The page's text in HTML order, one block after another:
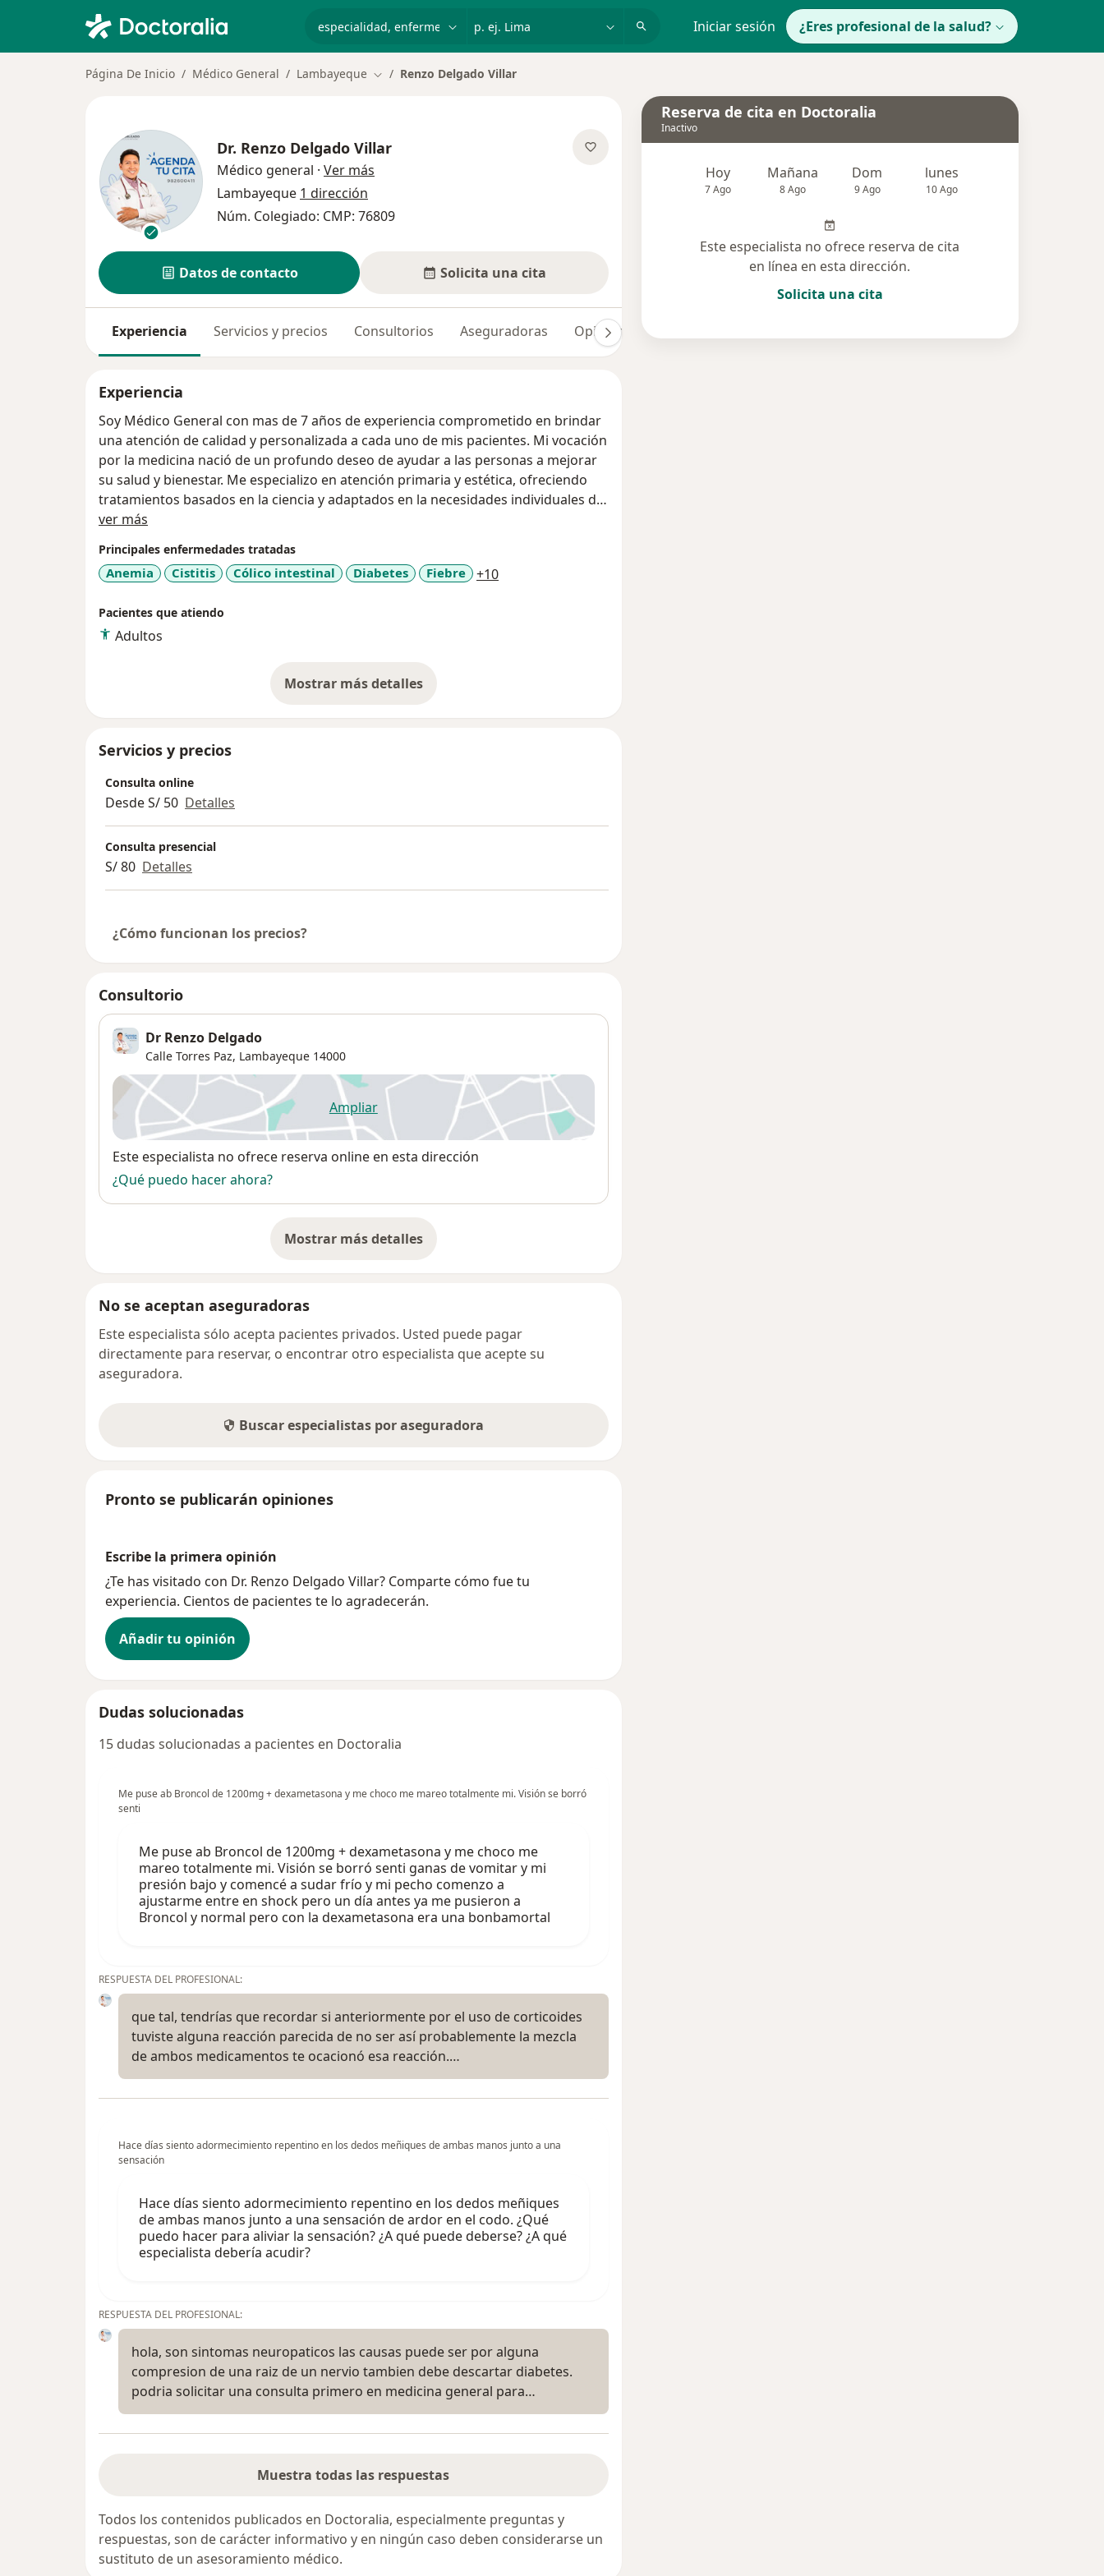
Iniciar sesión ¿Eres profesional de la salud?
Página De Inicio Médico General Lambayeque Cambiar de ciudad
Renzo Delgado Villar
Dr. Renzo Delgado Villar
Médico general · Ver más
Lambayeque 1 dirección
Núm. Colegiado: CMP: 76809
Datos de contacto Solicita una cita
Experiencia Servicios y precios Consultorios Aseguradoras Opiniones
Experiencia
Soy Médico General con mas de 7 años de experiencia comprometido en brindar
una atención de calidad y personalizada a cada uno de mis pacientes. Mi vocación
por la medicina nació de un profundo deseo de ayudar a las personas a mejorar
su salud y bienestar. Me especializo en atención primaria y estética, ofreciendo
tratamientos basados en la ciencia y adaptados en la necesidades individuales de
cada paciente.
durante todo el proceso de atención medica.
ver más
Principales enfermedades tratadas
Anemia Cistitis Cólico intestinal Diabetes Fiebre +10a11y_sr_more_diseases
Pacientes que atiendo
Adultos
Mostrar más detalles
sobre la experiencia
Servicios y precios
Consulta online
Desde S/ 50 Detalles
Consulta presencial
S/ 80 Detalles
¿Cómo funcionan los precios?
Consultorio
Dr Renzo Delgado
Calle Torres Paz, Lambayeque 14000
Ampliarse abre en una nueva pestaña
Disponibilidad
Este especialista no ofrece reserva online en esta dirección
¿Qué puedo hacer ahora?
Mostrar más detalles
sobre la dirección
No se aceptan aseguradoras
Este especialista sólo acepta pacientes privados. Usted puede pagar
directamente para reservar, o encontrar otro especialista que acepte su
aseguradora.
Buscar especialistas por aseguradora
Pronto se publicarán opiniones
Escribe la primera opinión
¿Te has visitado con Dr. Renzo Delgado Villar? Comparte cómo fue tu
experiencia. Cientos de pacientes te lo agradecerán.
Añadir tu opinión
Dudas solucionadas
15 dudas solucionadas a pacientes en Doctoralia
Me puse ab Broncol de 1200mg + dexametasona y me choco me mareo totalmente mi. Visión se borró
senti
Me puse ab Broncol de 1200mg + dexametasona y me choco me
mareo totalmente mi. Visión se borró senti ganas de vomitar y mi
presión bajo y comencé a sudar frío y mi pecho comenzo a
ajustarme entre en shock pero un día antes ya me pusieron a
Broncol y normal pero con la dexametasona era una bonbamortal
RESPUESTA DEL PROFESIONAL:
que tal, tendrías que recordar si anteriormente por el uso de corticoides
tuviste alguna reacción parecida de no ser así probablemente la mezcla
de ambos medicamentos te ocacionó esa reacción.…
Hace días siento adormecimiento repentino en los dedos meñiques de ambas manos junto a una
sensación
Hace días siento adormecimiento repentino en los dedos meñiques
de ambas manos junto a una sensación de ardor en el codo. ¿Qué
puedo hacer para aliviar la sensación? ¿A qué puede deberse? ¿A qué
especialista debería acudir?
RESPUESTA DEL PROFESIONAL:
hola, son sintomas neuropaticos las causas puede ser por alguna
compresion de una raiz de un nervio tambien debe descartar diabetes.
podria solicitar una consulta primero en medicina general para…
Muestra todas las respuestas
Todos los contenidos publicados en Doctoralia, especialmente preguntas y
respuestas, son de carácter informativo y en ningún caso deben considerarse un
sustituto de un asesoramiento médico.
Reserva de cita en Doctoralia
Inactivo
Hoy
7 Ago
Mañana
8 Ago
Dom
9 Ago
lunes
10 Ago
Este especialista no ofrece reserva de cita
en línea en esta dirección.
Solicita una cita